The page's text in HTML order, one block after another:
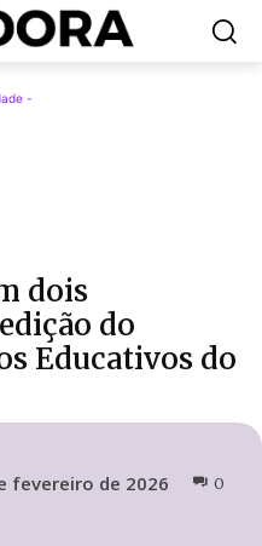
-
dois
do
Educativos do
fevereiro de 2026 0